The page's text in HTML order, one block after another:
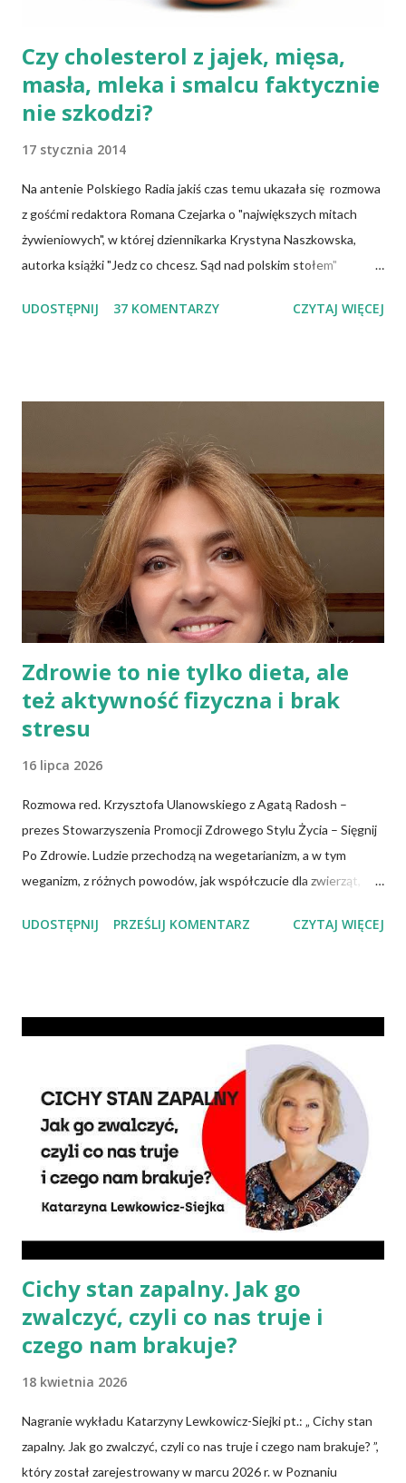
Czy cholesterol z jajek, mięsa,
masła, mleka i smalcu faktycznie
nie szkodzi?
17 stycznia 2014
Na antenie Polskiego Radia jakiś czas temu ukazała się rozmowa
z gośćmi redaktora Romana Czejarka o "największych mitach
żywieniowych", w której dziennikarka Krystyna Naszkowska,
autorka książki "Jedz co chcesz. Sąd nad polskim stołem"
na temat żywności, często nie przedostaje się do opinii
Wiele podobnych w treści informacji znajduje się także w
Internecie. Można spotkać nawet specjalistów, którzy mają
kompletnie odmienne spojrzenie na ten sam problem. To budzi
niepewność i brak zaufania do instytucji służby zdrowia, bowiem
społeczeństwo oczekuje konkretnych, jednolitych zaleceń.
Trzeba pamiętać, że każdego roku towarzystwa naukowe czy
grupy robocze z różnych dziedzin publikują...
UDOSTĘPNIJ 37 KOMENTARZY CZYTAJ WIĘCEJ
Zdrowie to nie tylko dieta, ale
też aktywność fizyczna i brak
stresu
16 lipca 2026
Rozmowa red. Krzysztofa Ulanowskiego z Agatą Radosh –
prezes Stowarzyszenia Promocji Zdrowego Stylu Życia – Sięgnij
Po Zdrowie. Ludzie przechodzą na wegetarianizm, a w tym
weganizm, z różnych powodów, jak współczucie dla zwierząt,
Wiadomo, że czerwone mięso zwiększa ryzyko nowotworów,
składników? Talerz, nie słupki Albo inaczej – czy przechodząc na
wegetarianizm, a zwłaszcza weganizm, trzeba się liczyć z tym, że
wszystkie składniki będzie się skrupulatnie sumowało w
słupkach? – Nie ma takiej potrzeby – uspokaja Agata Radosh,
prezes Stowarzyszenia Promocji Zdrowego Stylu Życia – Sięgnij
Po Zdrowie. – Choć owszem, gdy chcemy nauczyć się podstaw
komponowania diety wegańskiej, możemy spisywać to, co
spożywamy, w jakich ilościach, jaką ma to wartość od...
UDOSTĘPNIJ PRZEŚLIJ KOMENTARZ CZYTAJ WIĘCEJ
Cichy stan zapalny. Jak go
zwalczyć, czyli co nas truje i
czego nam brakuje?
18 kwietnia 2026
Nagranie wykładu Katarzyny Lewkowicz-Siejki pt.: „ Cichy stan
zapalny. Jak go zwalczyć, czyli co nas truje i czego nam brakuje? ”,
który został zarejestrowany w marcu 2026 r. w Poznaniu